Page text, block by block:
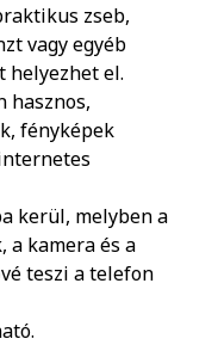
zseb,
vagy egyéb
helyezhet el.
hasznos,
fényképek
kerül, melyben a
a kamera és a
teszi a telefon